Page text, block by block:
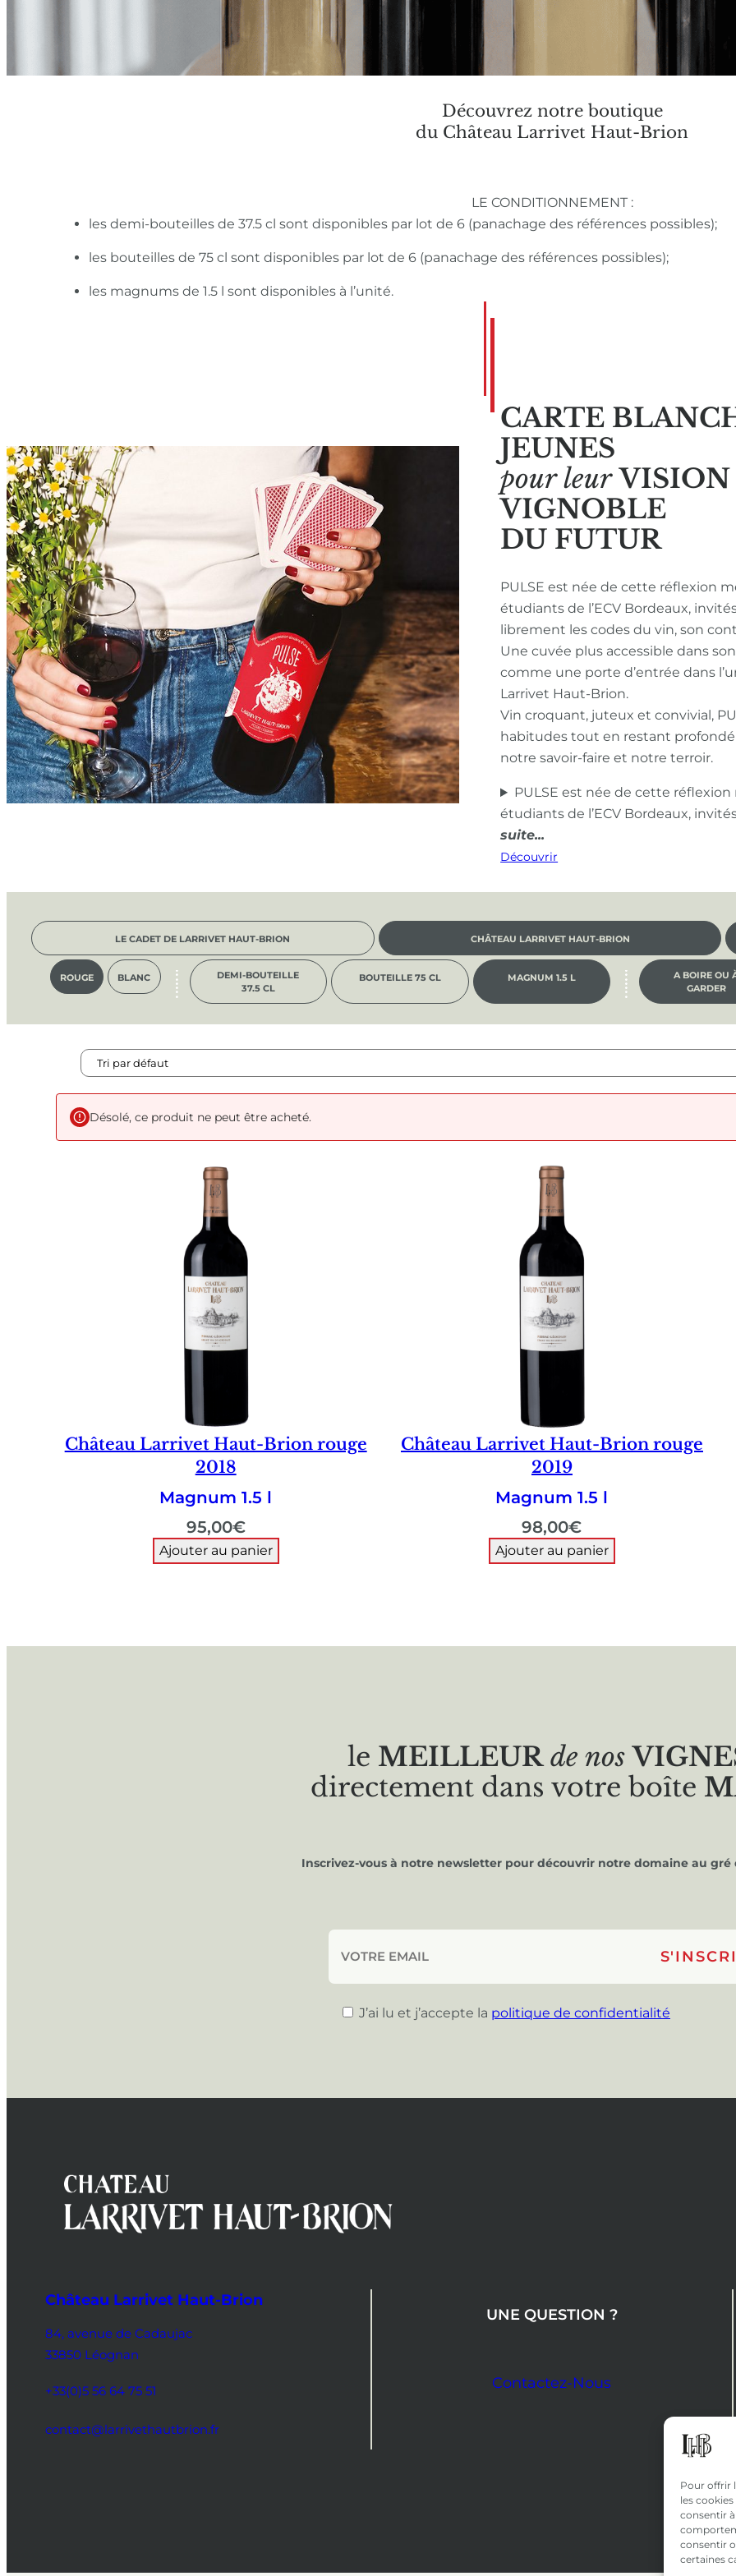
Pour offrir
les
consentir
consentir
certaines
Découvrez notre boutique
du Château Larrivet Haut-Brion
LE CONDITIONNEMENT :
les demi-bouteilles de 37.5 cl sont disponibles par lot de 6 (panachage des références possibles);
les bouteilles de 75 cl sont disponibles par lot de 6 (panachage des références possibles);
les magnums de 1.5 l sont disponibles à l’unité.
CARTE
JEUNES
pour leur
VIGNOBLE
DU FUTUR
PULSE est née de cette réflexion
étudiants de l’ECV Bordeaux,
librement les codes du vin, son
Une cuvée plus accessible dans
comme une porte d’entrée dans
Larrivet Haut-Brion.
Vin croquant, juteux et convivial,
habitudes tout en restant
notre savoir-faire et notre terroir.
PULSE est née de cette réflexion
étudiants de l’ECV Bordeaux,
Découvrir
LE CADET DE LARRIVET HAUT-BRION CHÂTEAU LARRIVET HAUT-BRION
ROUGE BLANC
DEMI-BOUTEILLE
37.5 CL
BOUTEILLE 75 CL MAGNUM 1.5 L
A BOIRE OU
GARDER
Désolé, ce produit ne peut être acheté.
Château Larrivet Haut-Brion rouge
2018
Magnum 1.5 l
95,00€
Ajouter au panier
Château Larrivet Haut-Brion rouge
2019
Magnum 1.5 l
98,00€
Ajouter au panier
le MEILLEUR de nos
directement dans votre boîte
Inscrivez-vous à notre newsletter pour découvrir notre domaine au gré
J’ai lu et j’accepte la politique de confidentialité
Château Larrivet Haut-Brion
84, avenue de Cadaujac
33850 Léognan
+33(0)5 56 64 75 51
contact@larrivethautbrion.fr
UNE QUESTION ?
Contactez-Nous